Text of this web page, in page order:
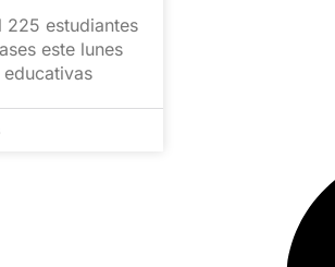
225 estudiantes
este lunes